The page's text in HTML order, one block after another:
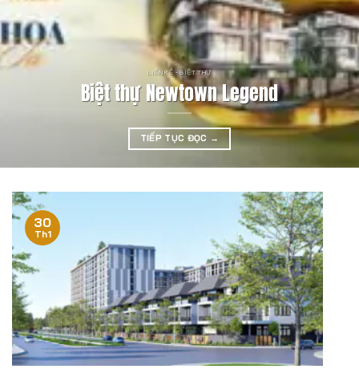
LIỀN KỀ - BIỆT THỰ
Biệt thự Newtown Legend
TIẾP TỤC ĐỌC →
30
Th1